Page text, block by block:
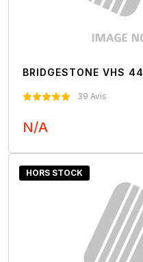
BRIDGESTONE VHS
39 Avis
N/A
HORS STOCK